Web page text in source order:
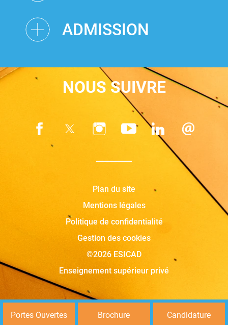
ADMISSION
NOUS SUIVRE
Plan du site
Mentions légales
Politique de confidentialité
Gestion des cookies
©2026 ESICAD
Enseignement supérieur privé
Portes Ouvertes Brochure Candidature